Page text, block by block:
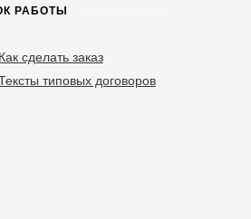
РАБОТЫ
Как сделать заказ
типовых договоров